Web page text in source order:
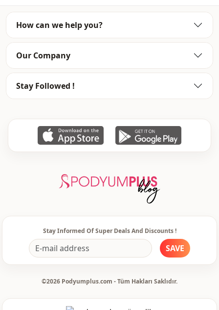
How can we help you?
Our Company
Stay Followed !
Stay Informed Of Super Deals And Discounts !
SAVE
©2026 Podyumplus.com - Tüm Hakları Saklıdır.